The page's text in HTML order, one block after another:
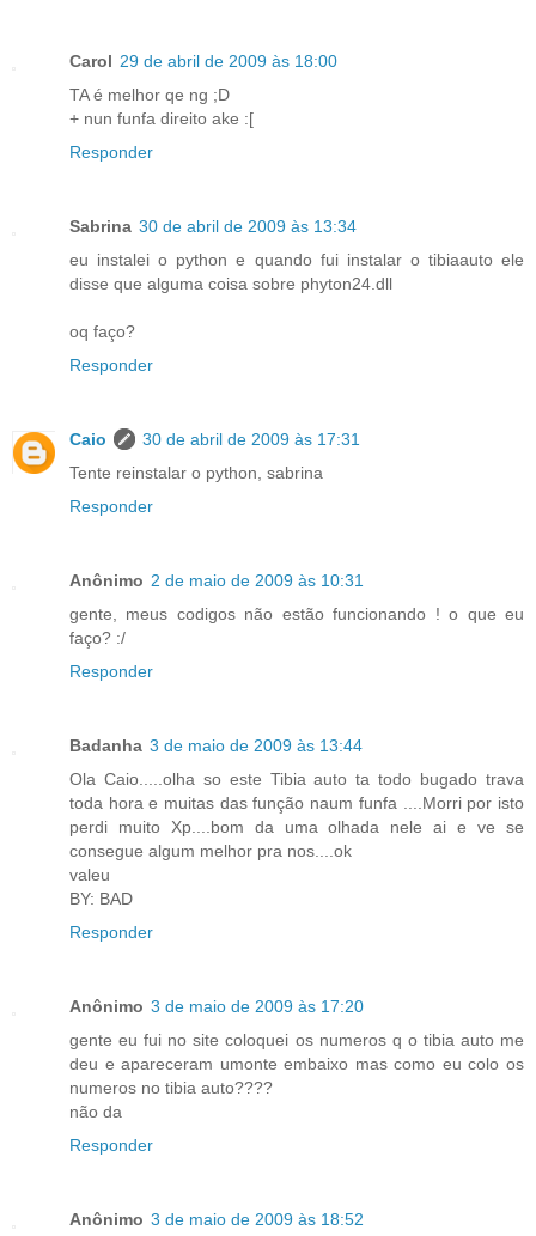
Carol 29 de abril de 2009 às 18:00
TA é melhor qe ng ;D
+ nun funfa direito ake :[
Responder
Sabrina 30 de abril de 2009 às 13:34
eu instalei o python e quando fui instalar o tibiaauto ele
disse que alguma coisa sobre phyton24.dll
oq faço?
Responder
Caio
30 de abril de 2009 às 17:31
Tente reinstalar o python, sabrina
Responder
Anônimo 2 de maio de 2009 às 10:31
gente, meus codigos não estão funcionando ! o que eu
faço? :/
Responder
Badanha 3 de maio de 2009 às 13:44
Ola Caio.....olha so este Tibia auto ta todo bugado trava
toda hora e muitas das função naum funfa ....Morri por isto
perdi muito Xp....bom da uma olhada nele ai e ve se
consegue algum melhor pra nos....ok
valeu
BY: BAD
Responder
Anônimo 3 de maio de 2009 às 17:20
gente eu fui no site coloquei os numeros q o tibia auto me
deu e apareceram umonte embaixo mas como eu colo os
numeros no tibia auto????
não da
Responder
Anônimo 3 de maio de 2009 às 18:52